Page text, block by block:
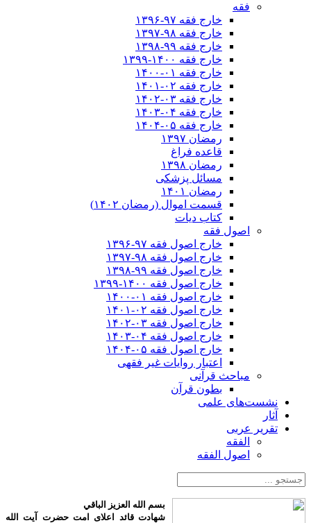
فقه
خارج فقه ۹۷-۱۳۹۶
خارج فقه ۹۸-۱۳۹۷
خارج فقه ۹۹-۱۳۹۸
خارج فقه ۱۴۰۰-۱۳۹۹
خارج فقه ۰۱-۱۴۰۰
خارج فقه ۰۲-۱۴۰۱
خارج فقه ۰۳-۱۴۰۲
خارج فقه ۰۴-۱۴۰۳
خارج فقه ۰۵-۱۴۰۴
رمضان ۱۳۹۷
قاعده فراغ
رمضان ۱۳۹۸
مسائل پزشکی
رمضان ۱۴۰۱
قسمت اموال (رمضان ۱۴۰۲)
کتاب دیات
اصول فقه
خارج اصول فقه ۹۷-۱۳۹۶
خارج اصول فقه ۹۸-۱۳۹۷
خارج اصول فقه ۹۹-۱۳۹۸
خارج اصول فقه ۱۴۰۰-۱۳۹۹
خارج اصول فقه ۰۱-۱۴۰۰
خارج اصول فقه ۰۲-۱۴۰۱
خارج اصول فقه ۰۳-۱۴۰۲
خارج اصول فقه ۰۴-۱۴۰۳
خارج اصول فقه ۰۵-۱۴۰۴
اعتبار روایات غیر فقهی
مباحث قرآنی
بطون قرآن
نشست‌های علمی
آثار
تقریر عربی
الفقه
اصول الفقه
بسم الله العزیز الباقي
شهادت قائد اعلای امت حضرت آیت الله